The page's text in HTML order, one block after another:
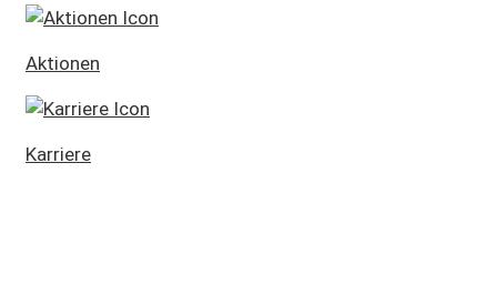
Aktionen
Karriere